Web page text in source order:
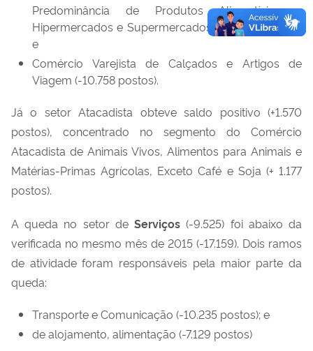
Predominância de Produtos Alimentícios -
Hipermercados e Supermercados (-18.003 postos);
e
Comércio Varejista de Calçados e Artigos de
Viagem (-10.758 postos).
Já o setor Atacadista obteve saldo positivo (+1.570
postos), concentrado no segmento do Comércio
Atacadista de Animais Vivos, Alimentos para Animais e
Matérias-Primas Agrícolas, Exceto Café e Soja (+ 1.177
postos).
A queda no setor deServiços(-9.525) foi abaixo da
verificada no mesmo mês de 2015 (-17.159). Dois ramos
de atividade foram responsáveis pela maior parte da
queda:
Transporte e Comunicação (-10.235 postos); e
de alojamento, alimentação (-7.129 postos)